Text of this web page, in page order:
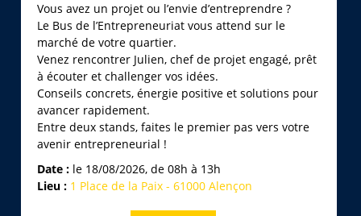
Vous avez un projet ou l’envie d’entreprendre ?
Le Bus de l’Entrepreneuriat vous attend sur le
marché de votre quartier.
Venez rencontrer Julien, chef de projet engagé, prêt
à écouter et challenger vos idées.
Conseils concrets, énergie positive et solutions pour
avancer rapidement.
Entre deux stands, faites le premier pas vers votre
avenir entrepreneurial !
Date : le 18/08/2026, de 08h à 13h
Lieu : 1 Place de la Paix - 61000 Alençon